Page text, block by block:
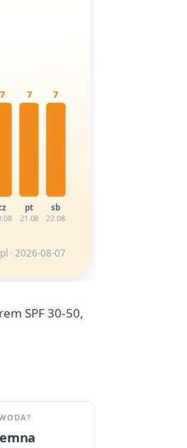
7 7
pt
21.08
7
sb
22.08
· 2026-08-07
SPF 30-50,